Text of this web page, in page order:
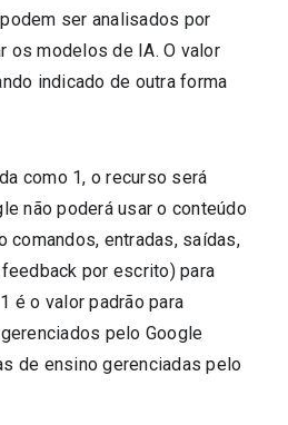
ser analisados por
os modelos de IA. O valor
indicado de outra forma
como 1, o recurso será
não poderá usar o conteúdo
comandos, entradas, saídas,
por escrito) para
é o valor padrão para
pelo Google
de ensino gerenciadas pelo